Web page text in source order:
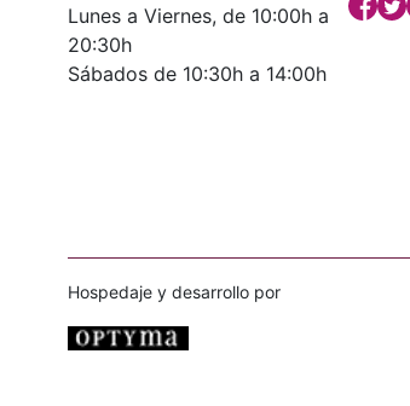
Lunes a Viernes, de 10:00h a
20:30h
Sábados de 10:30h a 14:00h
Hospedaje y desarrollo por